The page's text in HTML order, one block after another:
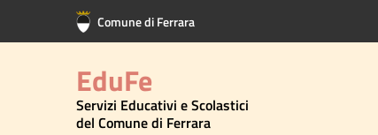
Vai al contenuto principale
Vai al footer Comune di Ferrara
EduFe
Servizi Educativi e Scolastici
del Comune di Ferrara